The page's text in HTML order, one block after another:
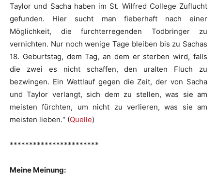
Taylor und Sacha haben im St. Wilfred College Zuflucht
gefunden. Hier sucht man fieberhaft nach einer
Möglichkeit, die furchterregenden Todbringer zu
vernichten. Nur noch wenige Tage bleiben bis zu Sachas
18. Geburtstag, dem Tag, an dem er sterben wird, falls
die zwei es nicht schaffen, den uralten Fluch zu
bezwingen. Ein Wettlauf gegen die Zeit, der von Sacha
und Taylor verlangt, sich dem zu stellen, was sie am
meisten fürchten, um nicht zu verlieren, was sie am
meisten lieben.“ (Quelle)
***********************
Meine Meinung: